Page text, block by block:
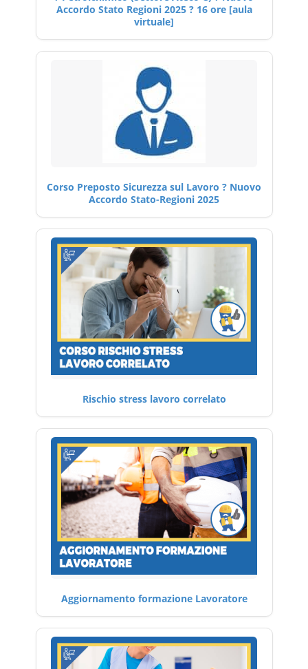
Accordo Stato Regioni 2025 ? 16 ore [aula
virtuale]
Corso Preposto Sicurezza sul Lavoro ? Nuovo
Accordo Stato-Regioni 2025
Rischio stress lavoro correlato
Aggiornamento formazione Lavoratore